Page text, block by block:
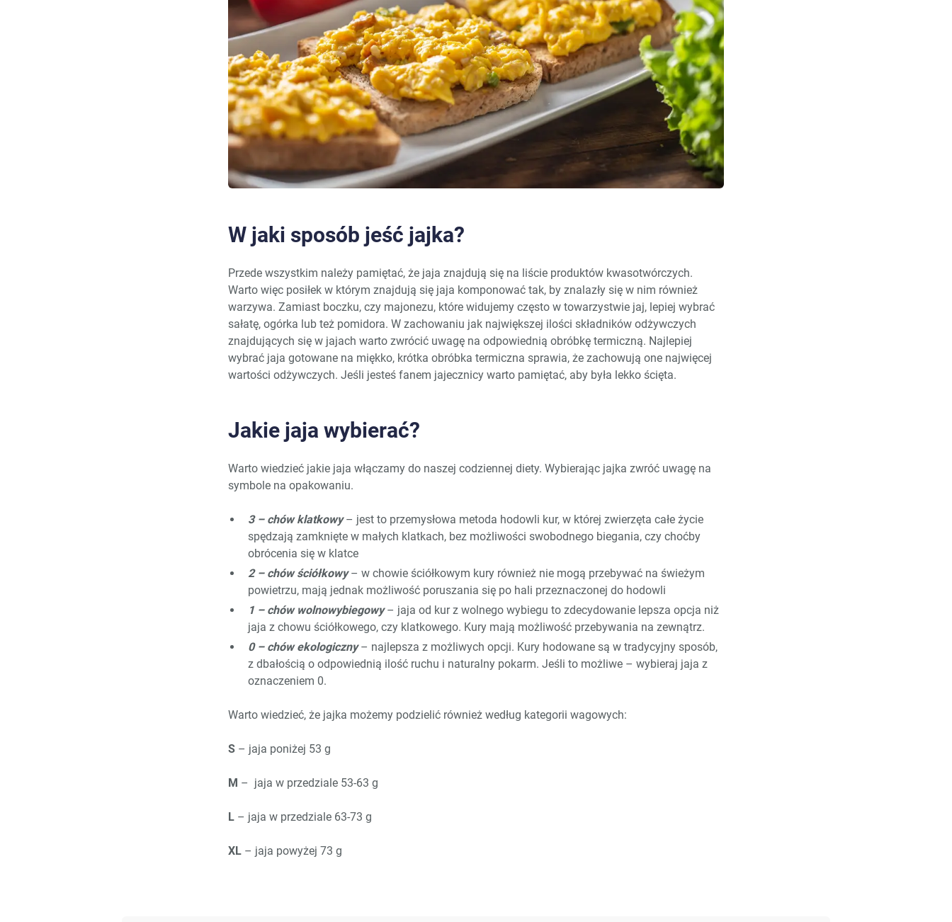
W jaki sposób jeść jajka?
Przede wszystkim należy pamiętać, że jaja znajdują się na liście produktów kwasotwórczych.
Warto więc posiłek w którym znajdują się jaja komponować tak, by znalazły się w nim również
warzywa. Zamiast boczku, czy majonezu, które widujemy często w towarzystwie jaj, lepiej wybrać
sałatę, ogórka lub też pomidora. W zachowaniu jak największej ilości składników odżywczych
znajdujących się w jajach warto zwrócić uwagę na odpowiednią obróbkę termiczną. Najlepiej
wybrać jaja gotowane na miękko, krótka obróbka termiczna sprawia, że zachowują one najwięcej
wartości odżywczych. Jeśli jesteś fanem jajecznicy warto pamiętać, aby była lekko ścięta.
Jakie jaja wybierać?
Warto wiedzieć jakie jaja włączamy do naszej codziennej diety. Wybierając jajka zwróć uwagę na
symbole na opakowaniu.
3 – chów klatkowy– jest to przemysłowa metoda hodowli kur, w której zwierzęta całe życie
spędzają zamknięte w małych klatkach, bez możliwości swobodnego biegania, czy choćby
obrócenia się w klatce
2 – chów ściółkowy– w chowie ściółkowym kury również nie mogą przebywać na świeżym
powietrzu, mają jednak możliwość poruszania się po hali przeznaczonej do hodowli
1 – chów wolnowybiegowy– jaja od kur z wolnego wybiegu to zdecydowanie lepsza opcja niż
jaja z chowu ściółkowego, czy klatkowego. Kury mają możliwość przebywania na zewnątrz.
0 – chów ekologiczny– najlepsza z możliwych opcji. Kury hodowane są w tradycyjny sposób,
z dbałością o odpowiednią ilość ruchu i naturalny pokarm. Jeśli to możliwe – wybieraj jaja z
oznaczeniem 0.
Warto wiedzieć, że jajka możemy podzielić również według kategorii wagowych:
S – jaja poniżej 53 g
M – jaja w przedziale 53-63 g
L – jaja w przedziale 63-73 g
XL – jaja powyżej 73 g